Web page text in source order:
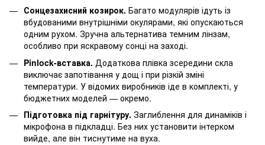
Сонцезахисний козирок. Багато модулярів ідуть із
вбудованими внутрішніми окулярами, які опускаються
одним рухом. Зручна альтернатива темним лінзам,
особливо при яскравому сонці на заході.
Pinlock-вставка. Додаткова плівка зсередини скла
виключає запотівання у дощ і при різкій зміні
температури. У відомих виробників іде в комплекті, у
бюджетних моделей — окремо.
Підготовка під гарнітуру. Заглиблення для динаміків і
мікрофона в підкладці. Без них установити інтерком
вийде, але він тиснутиме на вуха.